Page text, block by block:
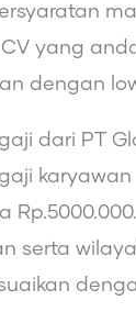
yang
dengan
dari PT
serta